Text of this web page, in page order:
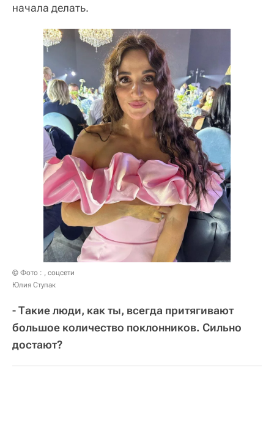
начала делать.
© Фото : , соцсети
Юлия Ступак
- Такие люди, как ты, всегда притягивают
большое количество поклонников. Сильно
достают?